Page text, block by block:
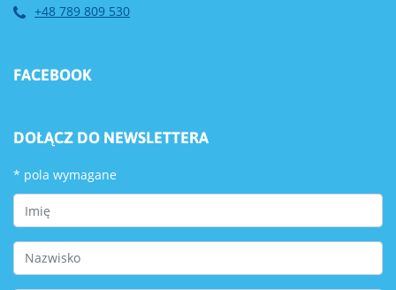
+48 789 809 530
FACEBOOK
DOŁĄCZ DO NEWSLETTERA
* pola wymagane
First Name
Last Name